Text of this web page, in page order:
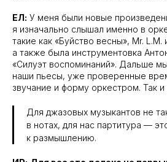
ЕЛ: У меня были новые
я изначально слышал именно в
такие как «Буйство весны», Mr.
а также была инструментовка
«Силуэт воспоминаний». Дальше
наши пьесы, уже проверенные
звучание и форму оркестром. Так
Для джазовых музыкантов не
в нотах, для нас партитура —
к размышлению.